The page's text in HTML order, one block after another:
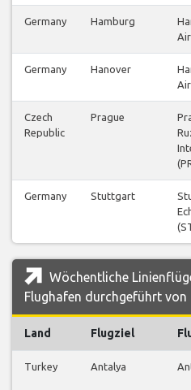
Germany Hamburg
Germany Hanover
Czech
Republic
Prague
Germany Stuttgart
Wöchentliche
Flughafen durchgeführt von
Land Flugziel
Turkey Antalya